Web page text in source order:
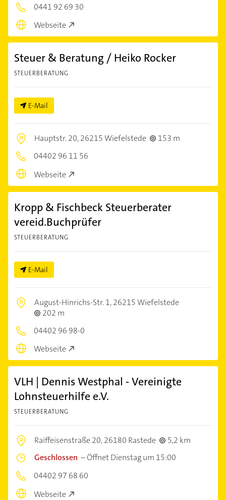
0441 92 69 30
Webseite
Steuer & Beratung / Heiko Rocker
STEUERBERATUNG
E-Mail
Hauptstr. 20,26215 Wiefelstede
153 m
04402 96 11 56
Webseite
Kropp & Fischbeck Steuerberater
vereid.Buchprüfer
STEUERBERATUNG
E-Mail
August-Hinrichs-Str. 1,26215 Wiefelstede
202 m
04402 96 98-0
Webseite
VLH | Dennis Westphal - Vereinigte
Lohnsteuerhilfe e.V.
STEUERBERATUNG
Raiffeisenstraße 20,26180 Rastede
5,2 km
Geschlossen –Öffnet Dienstag um 15:00
04402 97 68 60
Webseite